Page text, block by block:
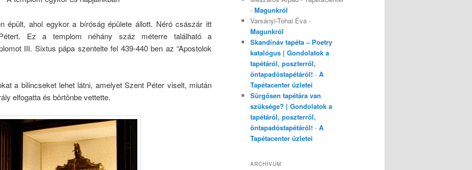
épült, ahol egykor a bíróság épülete állott. Néró császár itt
Ez a templom néhány száz méterre található a
III. Sixtus pápa szentelte fel 439-440 ben az “Apostolok
a bilincseket lehet látni, amelyet Szent Péter viselt, miután
elfogatta és börtönbe vettette.
- Magunkról
Varsányi-Tohai Éva -
Magunkról
Skandináv tapéta – Poetry
katalógus | Gondolatok a
tapétáról, poszterről,
öntapadóstapétáról! - A
Tapétacenter üzletei
Sürgősen tapétára van
szüksége? | Gondolatok a
tapétáról, poszterről,
öntapadóstapétáról! - A
Tapétacenter üzletei
ARCHÍVUM